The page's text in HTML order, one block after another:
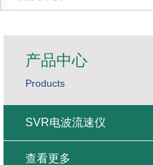
产品中心
Products
SVR电波流速仪
查看更多